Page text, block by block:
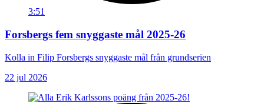
3:51
Forsbergs fem snyggaste mål 2025-26
Kolla in Filip Forsbergs snyggaste mål från grundserien
22 jul 2026